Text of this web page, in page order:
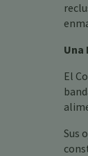
Una
El
Sus